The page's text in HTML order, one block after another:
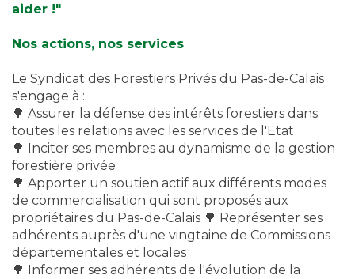
aider !"
Nos actions, nos services
Le Syndicat des Forestiers Privés du Pas-de-Calais
s'engage à :
🌳 Assurer la défense des intérêts forestiers dans
toutes les relations avec les services de l'Etat
🌳 Inciter ses membres au dynamisme de la gestion
forestière privée
🌳 Apporter un soutien actif aux différents modes
de commercialisation qui sont proposés aux
propriétaires du Pas-de-Calais 🌳 Représenter ses
adhérents auprès d'une vingtaine de Commissions
départementales et locales
🌳 Informer ses adhérents de l'évolution de la